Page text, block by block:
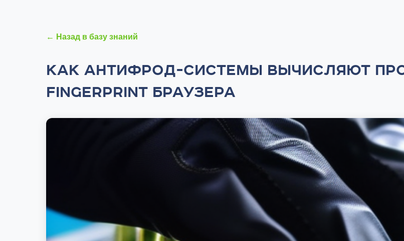
← Назад в базу знаний
КАК АНТИФРОД-СИСТЕМЫ ВЫЧИСЛЯЮТ
FINGERPRINT БРАУЗЕРА